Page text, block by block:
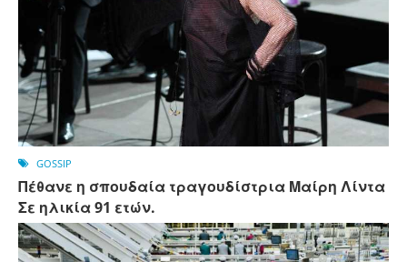
GOSSIP
Πέθανε η σπουδαία τραγουδίστρια Μαίρη Λίντα
Σε ηλικία 91 ετών.